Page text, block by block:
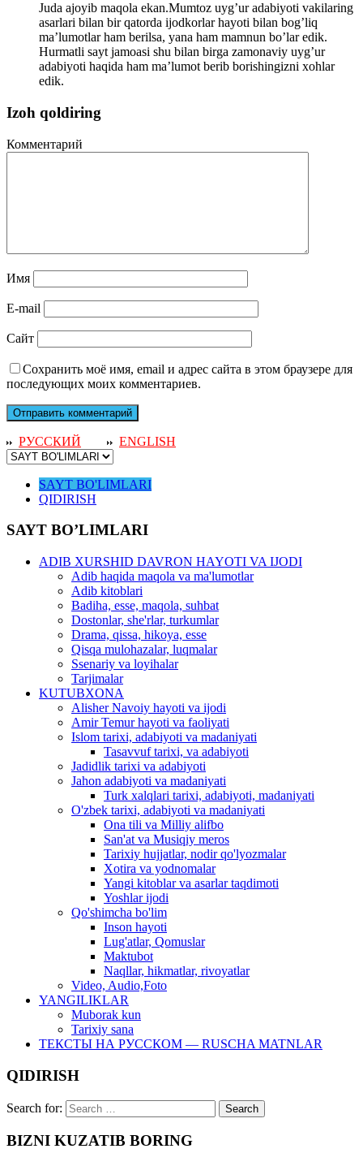
Juda ajoyib maqola ekan.Mumtoz uyg’ur adabiyoti vakilaring
asarlari bilan bir qatorda ijodkorlar hayoti bilan bog’liq
ma’lumotlar ham berilsa, yana ham mamnun bo’lar edik.
Hurmatli sayt jamoasi shu bilan birga zamonaviy uyg’ur
adabiyoti haqida ham ma’lumot berib borishingizni xohlar
edik.
Izoh qoldiring
Комментарий
Имя
E-mail
Сайт
Сохранить моё имя, email и адрес сайта в этом браузере для
последующих моих комментариев.
РУССКИЙ ENGLISH
SAYT BO'LIMLARI
QIDIRISH
SAYT BO’LIMLARI
ADIB XURSHID DAVRON HAYOTI VA IJODI
Adib haqida maqola va ma'lumotlar
Adib kitoblari
Badiha, esse, maqola, suhbat
Dostonlar, she'rlar, turkumlar
Drama, qissa, hikoya, esse
Qisqa mulohazalar, luqmalar
Ssenariy va loyihalar
Tarjimalar
KUTUBXONA
Alisher Navoiy hayoti va ijodi
Amir Temur hayoti va faoliyati
Islom tarixi, adabiyoti va madaniyati
Tasavvuf tarixi, va adabiyoti
Jadidlik tarixi va adabiyoti
Jahon adabiyoti va madaniyati
Turk xalqlari tarixi, adabiyoti, madaniyati
O'zbek tarixi, adabiyoti va madaniyati
Ona tili va Milliy alifbo
San'at va Musiqiy meros
Tarixiy hujjatlar, nodir qo'lyozmalar
Xotira va yodnomalar
Yangi kitoblar va asarlar taqdimoti
Yoshlar ijodi
Qo'shimcha bo'lim
Inson hayoti
Lug'atlar, Qomuslar
Maktubot
Naqllar, hikmatlar, rivoyatlar
Video, Audio,Foto
YANGILIKLAR
Muborak kun
Tarixiy sana
ТЕКСТЫ НА РУССКОМ — RUSCHA MATNLAR
QIDIRISH
Search for:
BIZNI KUZATIB BORING